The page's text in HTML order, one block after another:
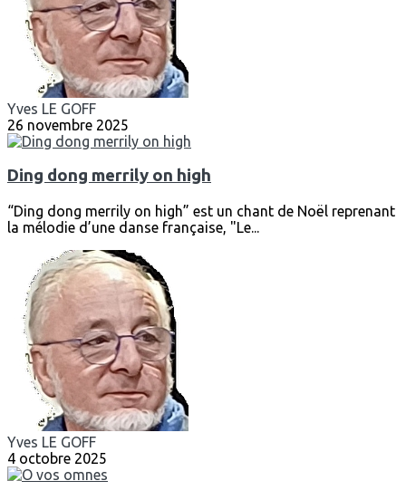
Yves LE GOFF
26 novembre 2025
Ding dong merrily on high
“Ding dong merrily on high” est un chant de Noël reprenant
la mélodie d’une danse française, "Le...
Yves LE GOFF
4 octobre 2025